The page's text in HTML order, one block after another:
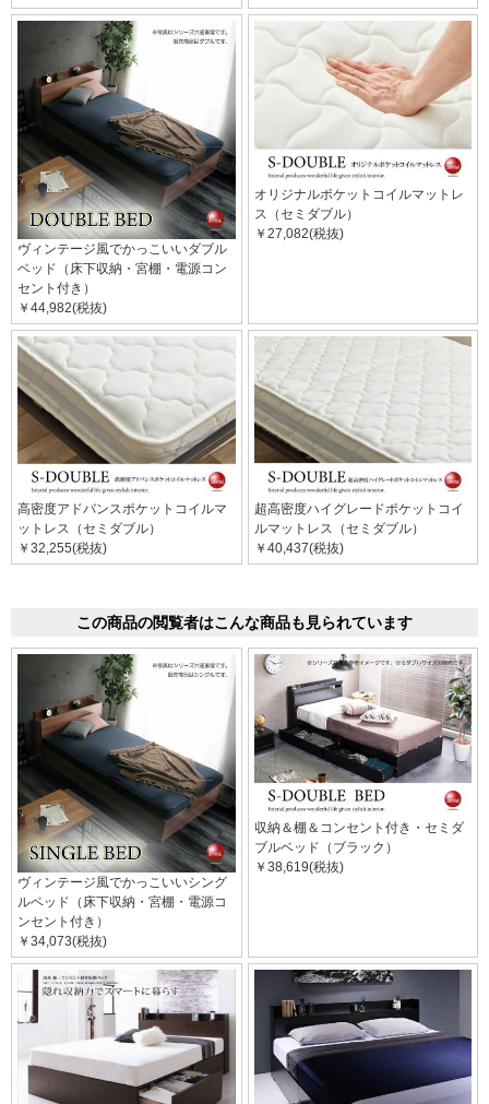
ヴィンテージ風でかっこいいダブル
ベッド（床下収納・宮棚・電源コン
セント付き）
￥44,982(税抜)
オリジナルポケットコイルマットレ
ス（セミダブル）
￥27,082(税抜)
高密度アドバンスポケットコイルマ
ットレス（セミダブル）
￥32,255(税抜)
超高密度ハイグレードポケットコイ
ルマットレス（セミダブル）
￥40,437(税抜)
この商品の閲覧者はこんな商品も見られています
ヴィンテージ風でかっこいいシング
ルベッド（床下収納・宮棚・電源コ
ンセント付き）
￥34,073(税抜)
収納＆棚＆コンセント付き・セミダ
ブルベッド（ブラック）
￥38,619(税抜)